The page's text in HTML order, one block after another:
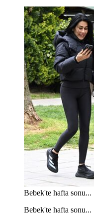
Bebek'te hafta sonu...
Bebek'te hafta sonu...